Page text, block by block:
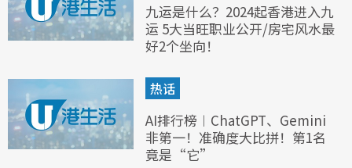
九运是什么？2024起香港进入九
运 5大当旺职业公开/房宅风水最
好2个坐向！
热话
AI排行榜︱ChatGPT、Gemini
非第一！准确度大比拼！第1名
竟是“它”